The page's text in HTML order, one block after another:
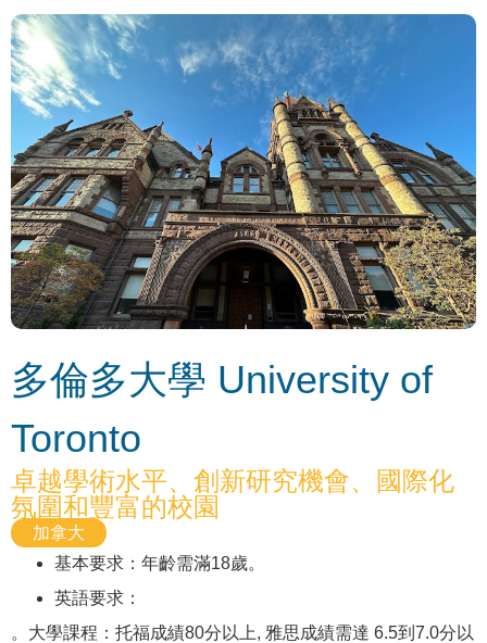
多倫多大學 University of
Toronto
卓越學術水平、創新研究機會、國際化
氛圍和豐富的校園
加拿大
基本要求：年齡需滿18歲。
英語要求：
。大學課程：托福成績80分以上, 雅思成績需達 6.5到7.0分以